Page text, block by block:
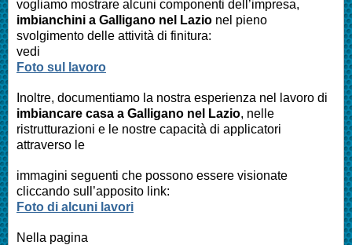
vogliamo mostrare alcuni componenti dell’impresa,
imbianchini a Galligano nel Lazio nel pieno
svolgimento delle attività di finitura:
vedi
Foto sul lavoro
Inoltre, documentiamo la nostra esperienza nel lavoro di
imbiancare casa a Galligano nel Lazio, nelle
ristrutturazioni e le nostre capacità di applicatori
attraverso le
immagini seguenti che possono essere visionate
cliccando sull’apposito link:
Foto di alcuni lavori
Nella pagina